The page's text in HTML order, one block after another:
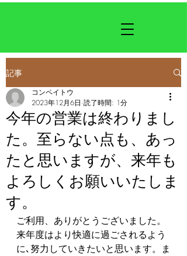
記事
今年の営業は終わりまし
た。至らない点も、あっ
たと思いますが、来年も
よろしくお願いいたしま
す。
コンペイトウ
2023年12月6日 読了時間: 1分
ご利用、ありがとうございました。
来年度はより快適に過ごされるよう
に､努力していきたいと思います。ま